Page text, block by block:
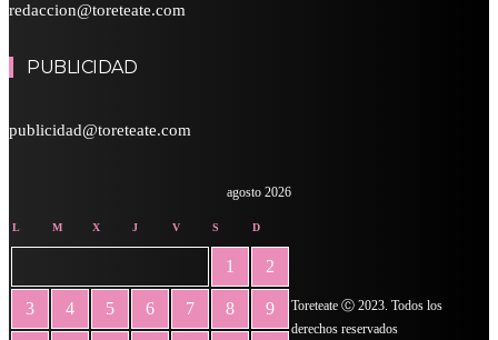
redaccion@toreteate.com
PUBLICIDAD
publicidad@toreteate.com
agosto 2026
L M X J V S D
1 2
3 4 5 6 7 8 9
Toreteate Ⓒ 2023. Todos los
derechos reservados